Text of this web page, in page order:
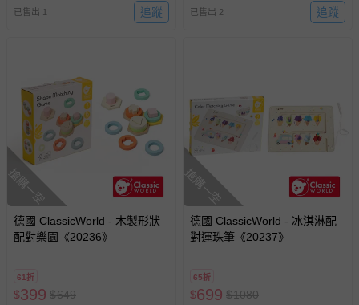
已售出 1 追蹤 已售出 2 追蹤
搶購一空
德國 ClassicWorld - 木製形狀
配對樂園《20236》
61折
$399 $649
搶購一空
德國 ClassicWorld - 冰淇淋配
對運珠筆《20237》
65折
$699 $1080